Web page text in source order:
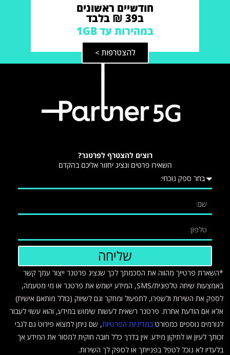
חודשיים ראשונים
ב39 ₪ בלבד
במהירות עד 1GB
להצטרפות >
רוצים להצטרף לפרטנר?
השאירו פרטים ונציג יחזור אליכם בהקדם
שליחה
*השארת פרטייך מהווה את הסכמתך לכך שנציג פרטנר ייצור עמך קשר
באמצעות שיחה טלפונית/SMS, המידע ישמש את פרטנר או מי מטעמה,
לספק את השירות ולשפרו, לתפעול ומחקר וגם לשיווק (כולל מותאם אישית)
אלא אם הודעת אחרת. פרטנר רשאית לעשות שימוש במידע, והוא עשוי לעבור
לגורמים נוספים כמפורט במדיניות הפרטיות, שם ניתן למצוא פירוט גם לגבי
זכותך לעיון או לתיקון מידע. אין בדרך כלל חובה חוקית למסור את המידע אך
בלעדיו לא נוכל לטפל בפנייתך או לספק לך השירות.